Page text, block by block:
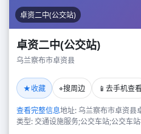
卓资二中(公交站)
卓资二中(公交站)
乌兰察布市卓资县
★收藏 ⌖搜周边 📱 去手机查
查看完整信息地址: 乌兰察布市卓资县
类型: 交通设施服务;公交车站;公交车